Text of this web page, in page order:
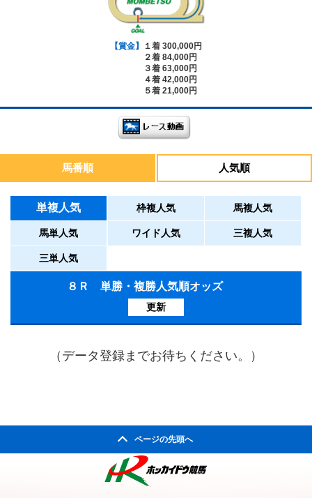
【賞金】
１着 300,000円
２着 84,000円
３着 63,000円
４着 42,000円
５着 21,000円
馬番順 人気順
単複人気 枠複人気 馬複人気
馬単人気 ワイド人気 三複人気
三単人気
８Ｒ 単勝・複勝人気順オッズ
更新
（データ登録までお待ちください。）
ページの先頭へ